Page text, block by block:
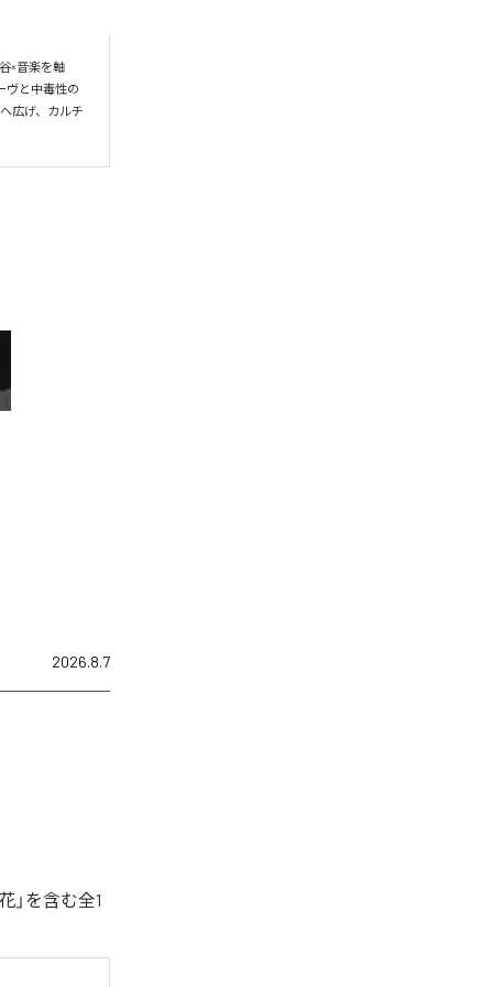
×音楽を軸
ヴと中毒性の
広げ、カルチ
2026.8.7
」を含む全1